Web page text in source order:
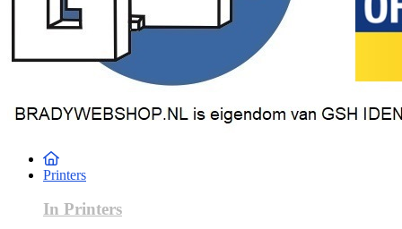
Printers
In Printers